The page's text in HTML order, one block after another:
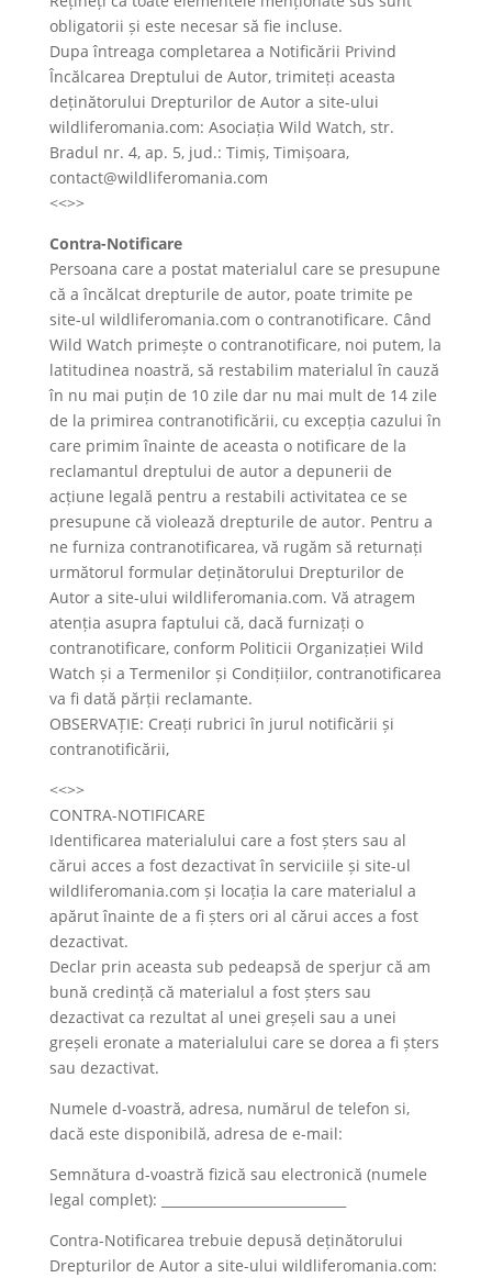
obligatorii și este necesar să fie incluse.
Dupa întreaga completarea a Notificării Privind
Încălcarea Dreptului de Autor, trimiteți aceasta
deținătorului Drepturilor de Autor a site-ului
wildliferomania.com: Asociația Wild Watch, str.
Bradul nr. 4, ap. 5, jud.: Timiș, Timișoara,
contact@wildliferomania.com
<<>>
Contra-Notificare
Persoana care a postat materialul care se presupune
că a încălcat drepturile de autor, poate trimite pe
site-ul wildliferomania.com o contranotificare. Când
Wild Watch primește o contranotificare, noi putem, la
latitudinea noastră, să restabilim materialul în cauză
în nu mai puțin de 10 zile dar nu mai mult de 14 zile
de la primirea contranotificării, cu excepția cazului în
care primim înainte de aceasta o notificare de la
reclamantul dreptului de autor a depunerii de
acțiune legală pentru a restabili activitatea ce se
presupune că violează drepturile de autor. Pentru a
ne furniza contranotificarea, vă rugăm să returnați
următorul formular deținătorului Drepturilor de
Autor a site-ului wildliferomania.com. Vă atragem
atenția asupra faptului că, dacă furnizați o
contranotificare, conform Politicii Organizației Wild
Watch și a Termenilor și Condițiilor, contranotificarea
va fi dată părții reclamante.
OBSERVAȚIE: Creați rubrici în jurul notificării și
contranotificării,
<<>>
CONTRA-NOTIFICARE
Identificarea materialului care a fost șters sau al
cărui acces a fost dezactivat în serviciile și site-ul
wildliferomania.com și locația la care materialul a
apărut înainte de a fi șters ori al cărui acces a fost
dezactivat.
Declar prin aceasta sub pedeapsă de sperjur că am
bună credință că materialul a fost șters sau
dezactivat ca rezultat al unei greșeli sau a unei
greșeli eronate a materialului care se dorea a fi șters
sau dezactivat.
Numele d-voastră, adresa, numărul de telefon si,
dacă este disponibilă, adresa de e-mail:
Semnătura d-voastră fizică sau electronică (numele
legal complet): ____________________________
Contra-Notificarea trebuie depusă deținătorului
Drepturilor de Autor a site-ului wildliferomania.com: